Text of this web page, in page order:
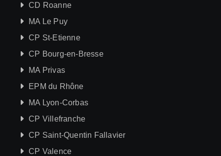
CD Roanne
MA Le Puy
CP St-Etienne
CP Bourg-en-Bresse
MA Privas
EPM du Rhône
MA Lyon-Corbas
CP Villefranche
CP Saint-Quentin Fallavier
CP Valence